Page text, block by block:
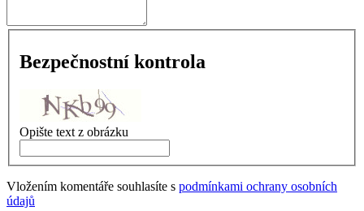
Bezpečnostní kontrola
Opište text z obrázku
Vložením komentáře souhlasíte s podmínkami ochrany osobních
údajů